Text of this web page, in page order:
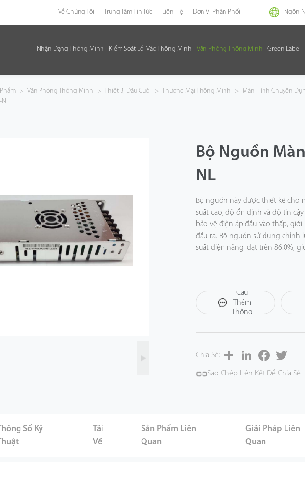
Về Chúng Tôi Trung Tâm Tin Tức Liên Hệ Đơn Vị Phân Phối Ngôn
Nhận Dạng Thông Minh Kiểm Soát Lối Vào Thông Minh Văn Phòng Thông Minh
Green Label
> Văn Phòng Thông Minh > Thiết Bị Đầu Cuối > Thương Mại Thông Minh >
Màn Hình Chuyên
NL
Bộ Nguồn
NL
Bộ nguồn này được thiết kế cho
suất cao, độ ổn định và độ tin
bảo vệ điện áp đầu vào thấp,
đầu ra. Bộ nguồn sử dụng chỉnh
suất điện năng, đạt trên 86.0%,
Cầu
Thêm
Thông
Chia Sẻ:
Share LinkedInFacebook
Sao Chép Liên Kết Để Chia Sẻ
Số Kỹ
Tải
Về
Sản Phẩm Liên
Quan
Giải Pháp Liên
Quan